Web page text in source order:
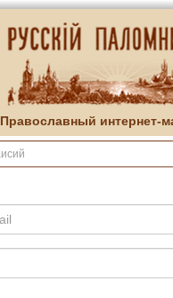
Православный интернет-